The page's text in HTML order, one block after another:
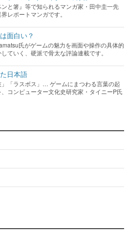
氏がゲームの魅力を画面や操作の具体的
ていく、硬派で骨太な評論連載です。
日本語
「ラスボス」… ゲームにまつわる言葉の起
コンピューター文化史研究家・タイニーP氏